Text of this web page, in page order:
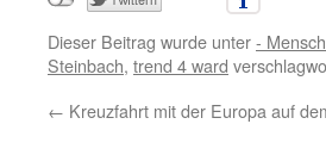
Dieser Beitrag wurde unter-
Steinbach, trend 4 ward
← Kreuzfahrt mit der Europa auf